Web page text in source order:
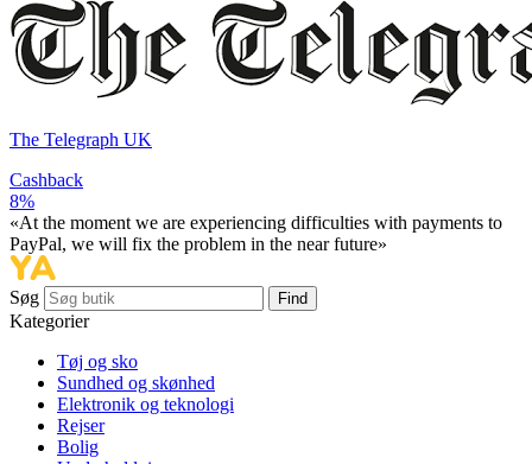
The Telegraph UK
Cashback
8%
«At the moment we are experiencing difficulties with payments to
PayPal, we will fix the problem in the near future»
Søg Find
Kategorier
Tøj og sko
Sundhed og skønhed
Elektronik og teknologi
Rejser
Bolig